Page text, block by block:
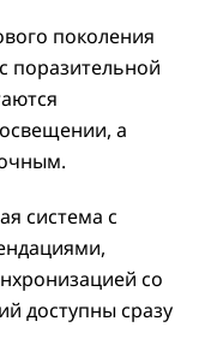
поколения
поразительной
а
система с
со
доступны сразу